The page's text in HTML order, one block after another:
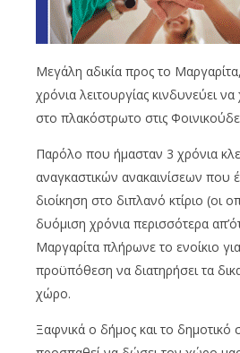
Μεγάλη αδικία προς το
χρόνια λειτουργίας κινδυνεύει
στο πλακόστρωτο στις
Παρόλο που ήμασταν 3 χρόνια
αναγκαστικών ανακαινίσεων που
διοίκηση στο διπλανό κτίριο (οι
δυόμιση χρόνια περισσότερα
Μαργαρίτα πλήρωνε το ενοίκιο
προϋπόθεση να διατηρήσει τα
χώρο.
Ξαφνικά ο δήμος και το δημοτικό